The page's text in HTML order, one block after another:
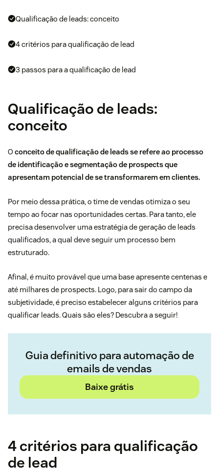
Qualificação de leads: conceito
4 critérios para qualificação de lead
3 passos para a qualificação de lead
Qualificação de leads:
conceito
O conceito de qualificação de leads se refere ao processo
de identificação e segmentação de prospects que
apresentam potencial de se transformarem em clientes.
Por meio dessa prática, o time de vendas otimiza o seu
tempo ao focar nas oportunidades certas. Para tanto, ele
precisa desenvolver uma estratégia degeração de leads
qualificados, a qual deve seguir um processo bem
estruturado.
Afinal, é muito provável que uma base apresente centenas e
até milhares de prospects. Logo, para sair do campo da
subjetividade, é preciso estabelecer alguns critérios para
qualificar leads. Quais são eles? Descubra a seguir!
Guia definitivo para automação de
emails de vendas
Baixe grátis
4 critérios para qualificação
de lead